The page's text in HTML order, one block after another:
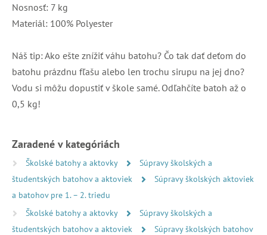
Nosnosť: 7 kg
Materiál: 100% Polyester
Náš tip: Ako ešte znížiť váhu batohu? Čo tak dať deťom do
batohu prázdnu fľašu alebo len trochu sirupu na jej dno?
Vodu si môžu dopustiť v škole samé. Odľahčíte batoh až o
0,5 kg!
Zaradené v kategóriách
Školské batohy a aktovky
Súpravy školských a
študentských batohov a aktoviek
Súpravy školských aktoviek
a batohov pre 1. – 2. triedu
Školské batohy a aktovky
Súpravy školských a
študentských batohov a aktoviek
Súpravy školských batohov